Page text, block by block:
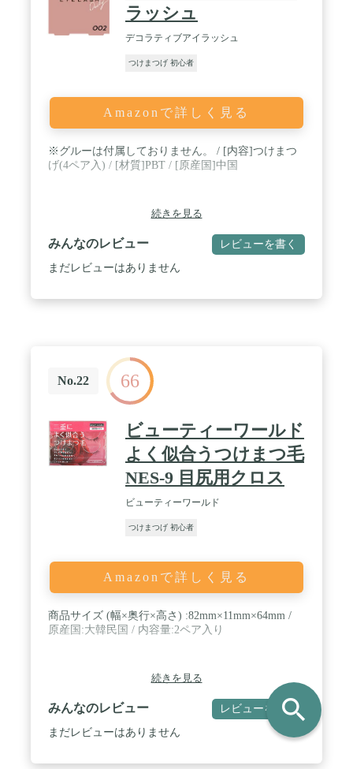
ラッシュ
デコラティブアイラッシュ
つけまつげ 初心者
Amazonで詳しく見る
※グルーは付属しておりません。 / [内容]つけまつ
げ(4ペア入) / [材質]PBT / [原産国]中国
続きを見る
みんなのレビュー レビューを書く
まだレビューはありません
No.22 66
ビューティーワールド
よく似合うつけまつ毛
NES-9 目尻用クロス
ビューティーワールド
つけまつげ 初心者
Amazonで詳しく見る
商品サイズ (幅×奥行×高さ) :82mm×11mm×64mm /
原産国:大韓民国 / 内容量:2ペア入り
続きを見る
みんなのレビュー レビューを書く
まだレビューはありません
search